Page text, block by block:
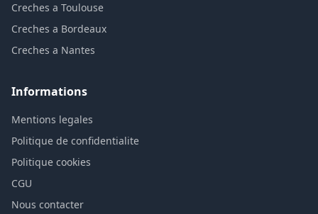
Creches a Toulouse
Creches a Bordeaux
Creches a Nantes
Informations
Mentions legales
Politique de confidentialite
Politique cookies
CGU
Nous contacter